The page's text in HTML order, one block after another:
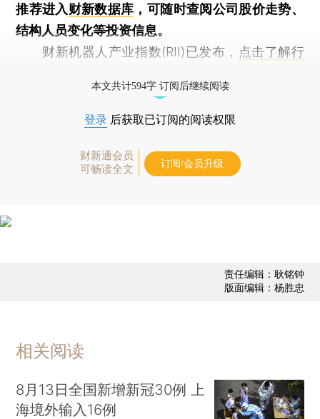
推荐进入财新数据库 ，可随时查阅公司股价走势、
结构人员变化等投资信息。
财新机器人产业指数(RII)已发布， 点击了解行
本文共计594字 订阅后继续阅读
登录 后获取已订阅的阅读权限
财新通会员
可畅读全文
订阅/会员升级
责任编辑：耿铭钟
版面编辑：杨胜忠
相关阅读
8月13日全国新增新冠30例 上
海境外输入16例